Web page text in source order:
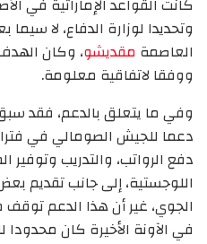
كانت القواعد الإماراتية في
وتحديدا لوزارة الدفاع، لا
العاصمة مقديشو، وكان
ووفقا لاتفاقية معلومة.
وفي ما يتعلق بالدعم، فقد
دعما للجيش الصومالي في
دفع الرواتب، والتدريب
اللوجستية، إلى جانب تقديم
الجوي، غير أن هذا الدعم
في الآونة الأخيرة كان محدودا